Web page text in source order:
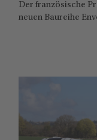
Der französische
neuen Baureihe